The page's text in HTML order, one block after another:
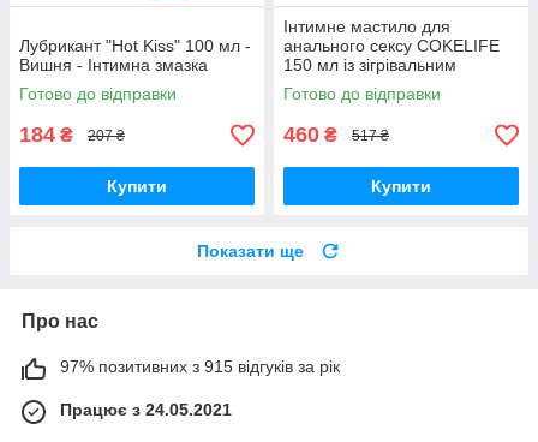
Лубрикант "Hot Kiss" 100 мл -
Вишня - Інтимна змазка
Готово до відправки
184 ₴ 207 ₴
Купити
Інтимне мастило для
анального сексу COKELIFE
150 мл із зігрівальним
ефектом
Готово до відправки
460 ₴ 517 ₴
Купити
Показати ще
Про нас
97% позитивних з 915 відгуків за рік
Працює з 24.05.2021